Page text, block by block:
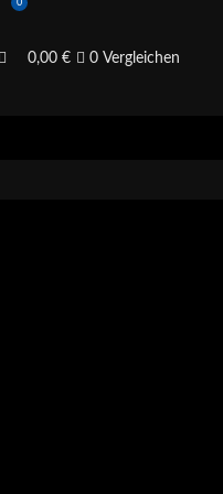
0
0,00€ 0 Vergleichen